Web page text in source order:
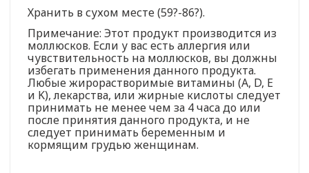
Хранить в сухом месте (59?-86?).
Примечание: Этот продукт производится из
моллюсков. Если у вас есть аллергия или
чувствительность на моллюсков, вы должны
избегать применения данного продукта.
Любые жирорастворимые витамины (A, D, E
и K), лекарства, или жирные кислоты следует
принимать не менее чем за 4 часа до или
после принятия данного продукта, и не
следует принимать беременным и
кормящим грудью женщинам.